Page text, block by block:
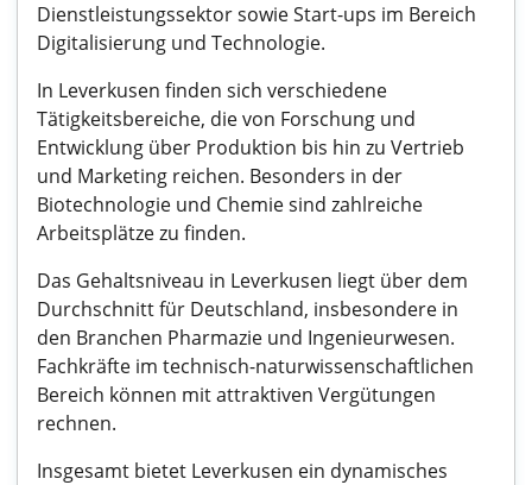
Dienstleistungssektor sowie Start-ups im Bereich
Digitalisierung und Technologie.
In Leverkusen finden sich verschiedene
Tätigkeitsbereiche, die von Forschung und
Entwicklung über Produktion bis hin zu Vertrieb
und Marketing reichen. Besonders in der
Biotechnologie und Chemie sind zahlreiche
Arbeitsplätze zu finden.
Das Gehaltsniveau in Leverkusen liegt über dem
Durchschnitt für Deutschland, insbesondere in
den Branchen Pharmazie und Ingenieurwesen.
Fachkräfte im technisch-naturwissenschaftlichen
Bereich können mit attraktiven Vergütungen
rechnen.
Insgesamt bietet Leverkusen ein dynamisches